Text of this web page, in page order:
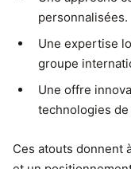
personnalisées.
Une expertise
groupe
Une offre
technologies
Ces atouts donnent